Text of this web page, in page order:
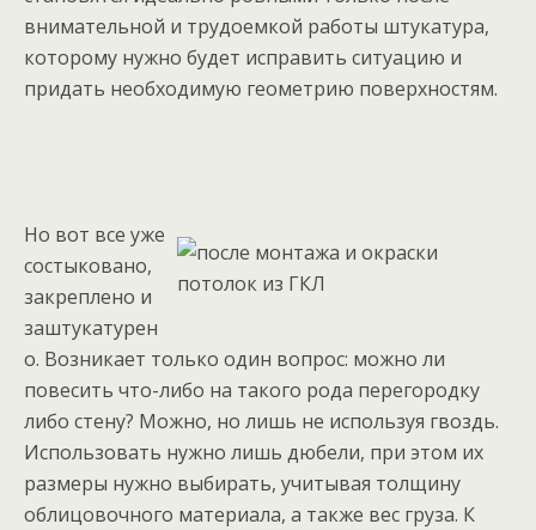
внимательной и трудоемкой работы штукатура,
которому нужно будет исправить ситуацию и
придать необходимую геометрию поверхностям.
Но вот все уже
состыковано,
закреплено и
заштукатурен
о. Возникает только один вопрос: можно ли
повесить что-либо на такого рода перегородку
либо стену? Можно, но лишь не используя гвоздь.
Использовать нужно лишь дюбели, при этом их
размеры нужно выбирать, учитывая толщину
облицовочного материала, а также вес груза. К